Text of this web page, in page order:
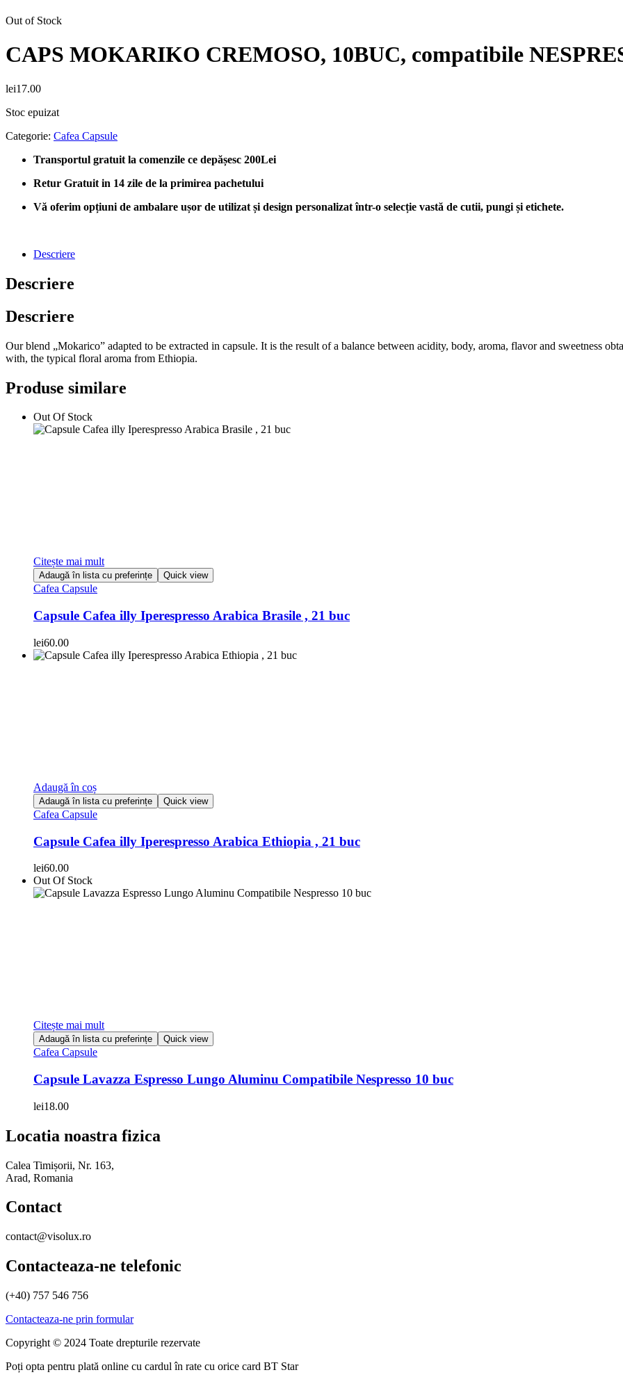
Out of Stock
CAPS MOKARIKO CREMOSO, 10BUC, compatibile
lei17.00
Stoc epuizat
Categorie: Cafea Capsule
Transportul gratuit la comenzile ce depășesc 200Lei
Retur Gratuit in 14 zile de la primirea pachetului
Vă oferim opțiuni de ambalare ușor de utilizat și design personalizat într-o selecție vastă de cutii, pungi și etichete.
Descriere
Descriere
Descriere
Our blend „Mokarico” adapted to be extracted in capsule. It is the result of a balance between acidity, body, aroma, flavor and sweetness
with, the typical floral aroma from Ethiopia.
Produse similare
Out Of Stock
Citește mai mult
Adaugă în lista cu preferințe Quick view
Cafea Capsule
Capsule Cafea illy Iperespresso Arabica Brasile , 21 buc
lei60.00
Adaugă în coș
Adaugă în lista cu preferințe Quick view
Cafea Capsule
Capsule Cafea illy Iperespresso Arabica Ethiopia , 21 buc
lei60.00
Out Of Stock
Citește mai mult
Adaugă în lista cu preferințe Quick view
Cafea Capsule
Capsule Lavazza Espresso Lungo Aluminu Compatibile Nespresso 10 buc
lei18.00
Locatia noastra fizica
Calea Timișorii, Nr. 163,
Arad, Romania
Contact
contact@visolux.ro
Contacteaza-ne telefonic
(+40) 757 546 756
Contacteaza-ne prin formular
Copyright © 2024 Toate drepturile rezervate
Poți opta pentru plată online cu cardul în rate cu orice card BT Star